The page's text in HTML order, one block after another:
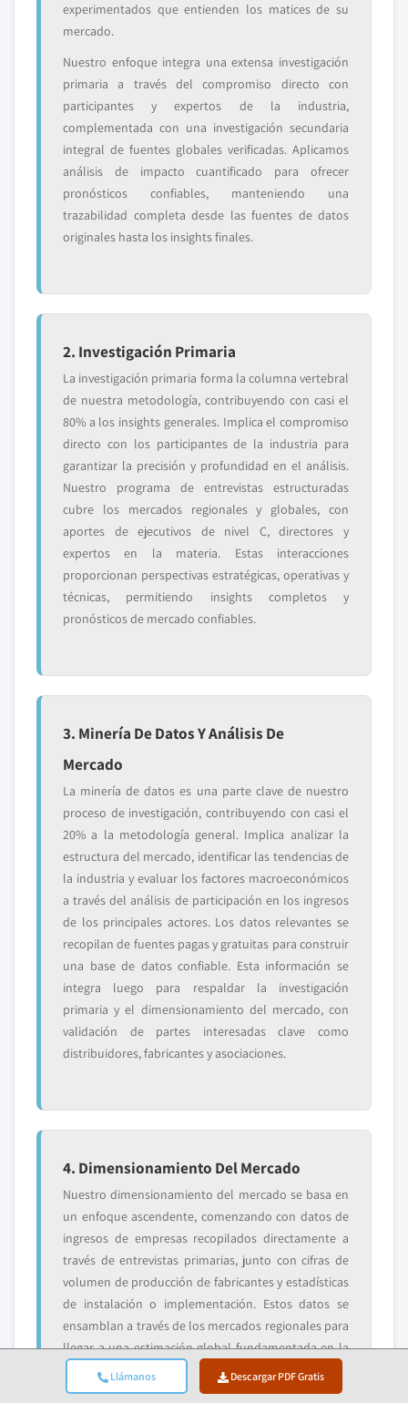
Llámanos Descargar PDF Gratis
experimentados que entienden los matices de su
mercado.
Nuestro enfoque integra una extensa investigación
primaria a través del compromiso directo con
participantes y expertos de la industria,
complementada con una investigación secundaria
integral de fuentes globales verificadas. Aplicamos
análisis de impacto cuantificado para ofrecer
pronósticos confiables, manteniendo una
trazabilidad completa desde las fuentes de datos
originales hasta los insights finales.
2. Investigación Primaria
La investigación primaria forma la columna vertebral
de nuestra metodología, contribuyendo con casi el
80% a los insights generales. Implica el compromiso
directo con los participantes de la industria para
garantizar la precisión y profundidad en el análisis.
Nuestro programa de entrevistas estructuradas
cubre los mercados regionales y globales, con
aportes de ejecutivos de nivel C, directores y
expertos en la materia. Estas interacciones
proporcionan perspectivas estratégicas, operativas y
técnicas, permitiendo insights completos y
pronósticos de mercado confiables.
3. Minería De Datos Y Análisis De
Mercado
La minería de datos es una parte clave de nuestro
proceso de investigación, contribuyendo con casi el
20% a la metodología general. Implica analizar la
estructura del mercado, identificar las tendencias de
la industria y evaluar los factores macroeconómicos
a través del análisis de participación en los ingresos
de los principales actores. Los datos relevantes se
recopilan de fuentes pagas y gratuitas para construir
una base de datos confiable. Esta información se
integra luego para respaldar la investigación
primaria y el dimensionamiento del mercado, con
validación de partes interesadas clave como
distribuidores, fabricantes y asociaciones.
4. Dimensionamiento Del Mercado
Nuestro dimensionamiento del mercado se basa en
un enfoque ascendente, comenzando con datos de
ingresos de empresas recopilados directamente a
través de entrevistas primarias, junto con cifras de
volumen de producción de fabricantes y estadísticas
de instalación o implementación. Estos datos se
ensamblan a través de los mercados regionales para
llegar a una estimación global fundamentada en la
actividad real de la industria.